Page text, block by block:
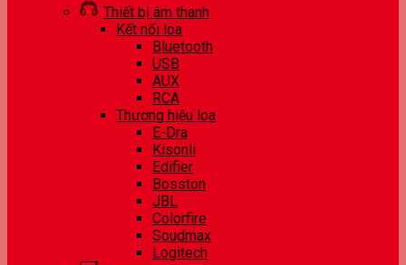
Thiết bị âm thanh
Kết nối loa
Bluetooth
USB
AUX
RCA
Thương hiệu loa
E-Dra
Kisonli
Edifier
Bosston
JBL
Colorfire
Soudmax
Logitech